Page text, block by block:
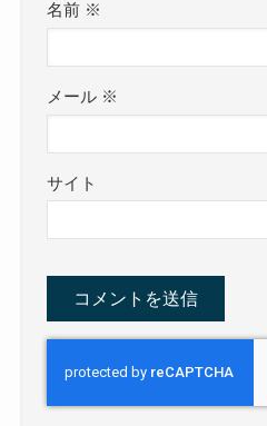
名前 ※
メール ※
サイト